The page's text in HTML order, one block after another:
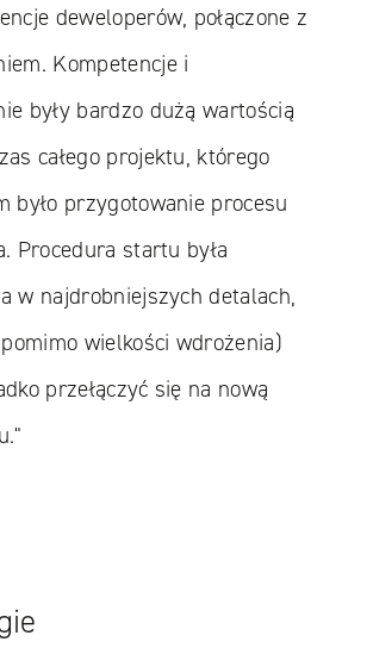
deweloperów, połączone z
Kompetencje i
były bardzo dużą wartością
całego projektu, którego
było przygotowanie procesu
Procedura startu była
w najdrobniejszych detalach,
wielkości wdrożenia)
przełączyć się na nową